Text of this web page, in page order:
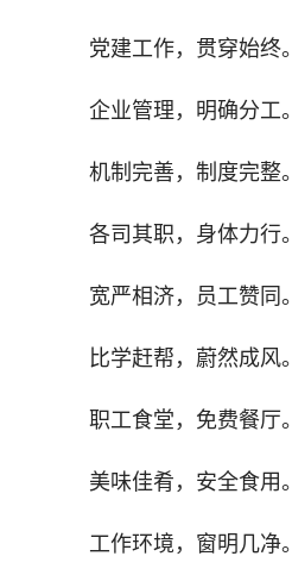
党建工作，贯穿始终。
企业管理，明确分工。
机制完善，制度完整。
各司其职，身体力行。
宽严相济，员工赞同。
比学赶帮，蔚然成风。
职工食堂，免费餐厅。
美味佳肴，安全食用。
工作环境，窗明几净。